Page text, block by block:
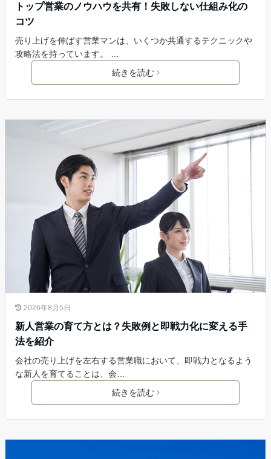
トップ営業のノウハウを共有！失敗しない仕組み化の
コツ
売り上げを伸ばす営業マンは、いくつか共通するテクニックや
攻略法を持っています。 …
続きを読む
2026年8月5日
新人営業の育て方とは？失敗例と即戦力化に変える手
法を紹介
会社の売り上げを左右する営業職において、即戦力となるよう
な新人を育てることは、会…
続きを読む